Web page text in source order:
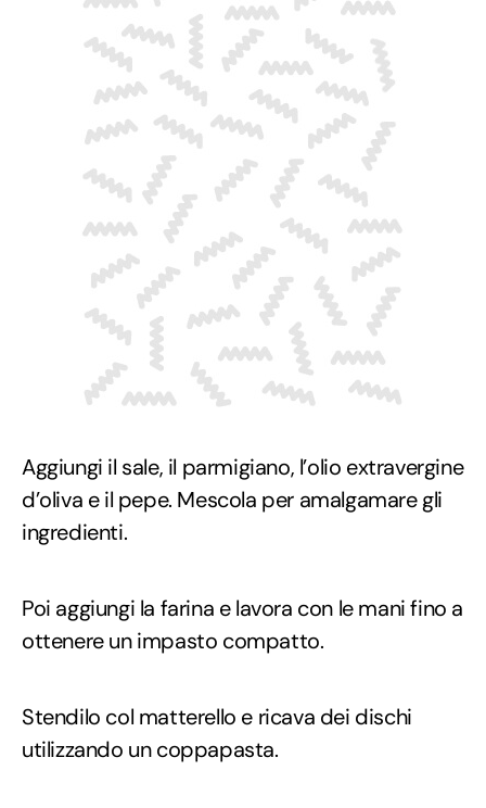
Aggiungi il sale, il parmigiano, l’olio extravergine
d’oliva e il pepe. Mescola per amalgamare gli
ingredienti.
Poi aggiungi la farina e lavora con le mani fino a
ottenere un impasto compatto.
Stendilo col matterello e ricava dei dischi
utilizzando un coppapasta.